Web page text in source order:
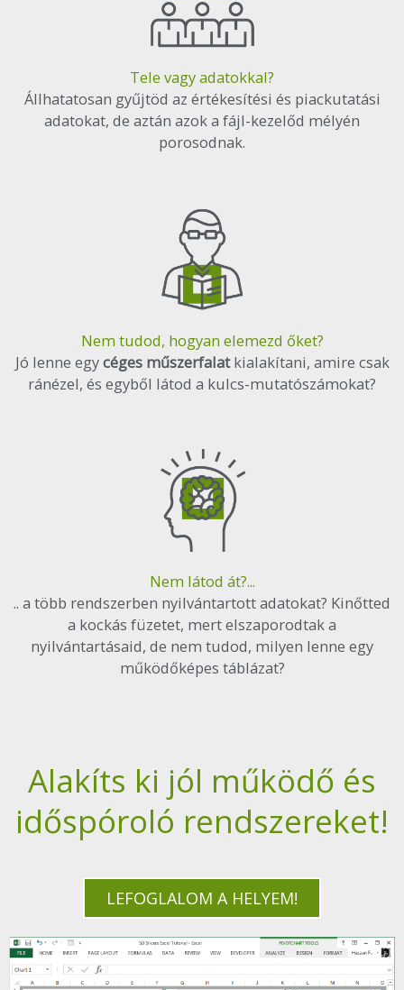
Tele vagy adatokkal?
Állhatatosan gyűjtöd az értékesítési és piackutatási
adatokat, de aztán azok a fájl-kezelőd mélyén
porosodnak.
Nem tudod, hogyan elemezd őket?
Jó lenne egycéges műszerfalatkialakítani, amire csak
ránézel, és egyből látod a kulcs-mutatószámokat?
Nem látod át?...
.. a több rendszerben nyilvántartott adatokat? Kinőtted
a kockás füzetet, mert elszaporodtak a
nyilvántartásaid, de nem tudod, milyen lenne egy
működőképes táblázat?
Alakíts ki jól működő és
időspóroló rendszereket!
LEFOGLALOM A HELYEM!